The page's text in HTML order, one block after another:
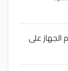
على